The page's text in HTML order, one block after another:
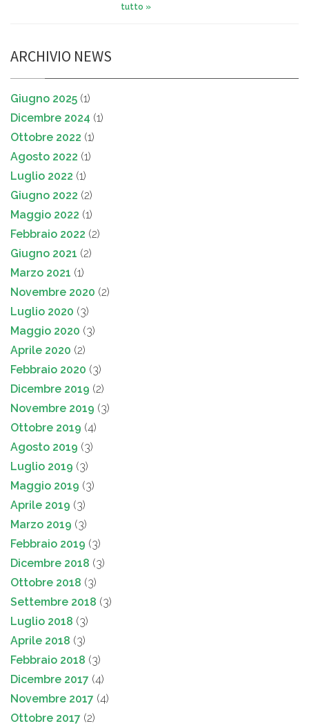
tutto »
ARCHIVIO NEWS
Giugno 2025 (1)
Dicembre 2024 (1)
Ottobre 2022 (1)
Agosto 2022 (1)
Luglio 2022 (1)
Giugno 2022 (2)
Maggio 2022 (1)
Febbraio 2022 (2)
Giugno 2021 (2)
Marzo 2021 (1)
Novembre 2020 (2)
Luglio 2020 (3)
Maggio 2020 (3)
Aprile 2020 (2)
Febbraio 2020 (3)
Dicembre 2019 (2)
Novembre 2019 (3)
Ottobre 2019 (4)
Agosto 2019 (3)
Luglio 2019 (3)
Maggio 2019 (3)
Aprile 2019 (3)
Marzo 2019 (3)
Febbraio 2019 (3)
Dicembre 2018 (3)
Ottobre 2018 (3)
Settembre 2018 (3)
Luglio 2018 (3)
Aprile 2018 (3)
Febbraio 2018 (3)
Dicembre 2017 (4)
Novembre 2017 (4)
Ottobre 2017 (2)